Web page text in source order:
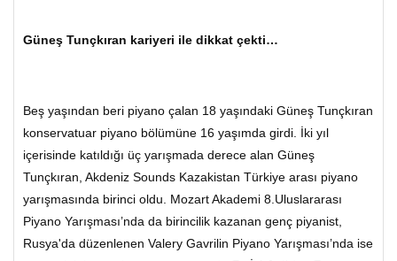
Güneş Tunçkıran kariyeri ile dikkat çekti…
Beş yaşından beri piyano çalan 18 yaşındaki Güneş Tunçkıran
konservatuar piyano bölümüne 16 yaşımda girdi. İki yıl
içerisinde katıldığı üç yarışmada derece alan Güneş
Tunçkıran, Akdeniz Sounds Kazakistan Türkiye arası piyano
yarışmasında birinci oldu. Mozart Akademi 8.Uluslararası
Piyano Yarışması’nda da birincilik kazanan genç piyanist,
Rusya'da düzenlenen Valery Gavrilin Piyano Yarışması’nda ise